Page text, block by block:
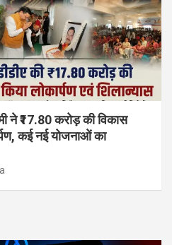
ने ₹17.80 करोड़ की विकास
कई नई योजनाओं का